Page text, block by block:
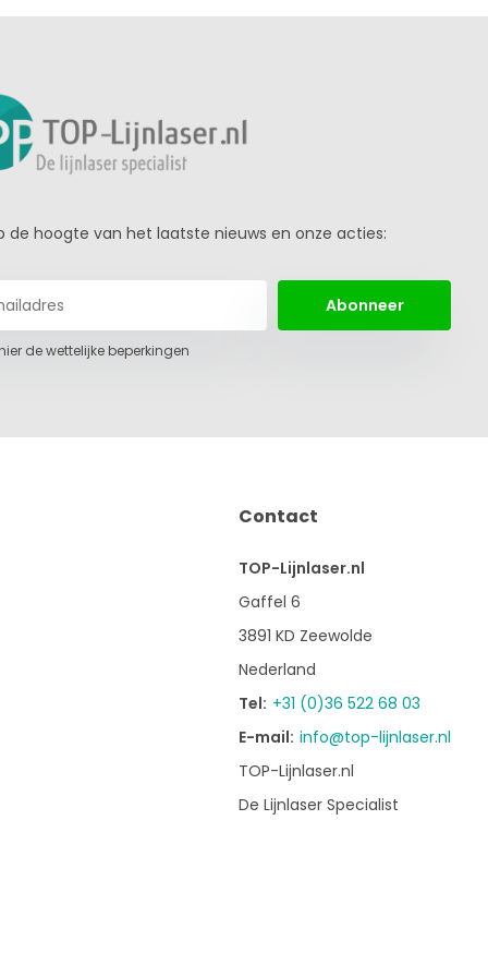
de hoogte van het laatste nieuws en onze acties:
Abonneer
de wettelijke beperkingen
Contact
TOP-Lijnlaser.nl
Gaffel 6
3891 KD Zeewolde
Nederland
Tel: +31 (0)36 522 68 03
E-mail: info@top-lijnlaser.nl
TOP-Lijnlaser.nl
De Lijnlaser Specialist